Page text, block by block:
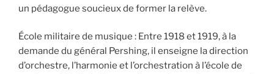
un pédagogue soucieux de former la relève.
École militaire de musique : Entre 1918 et 1919, à la
demande du général Pershing, il enseigne la direction
d’orchestre, l’harmonie et l’orchestration à l’école de